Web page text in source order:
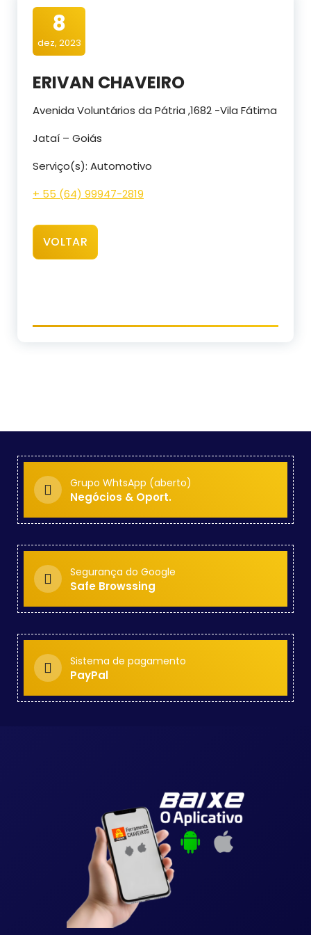
8
dez, 2023
ERIVAN CHAVEIRO
Avenida Voluntários da Pátria ,1682 -Vila Fátima
Jataí – Goiás
Serviço(s): Automotivo
+ 55 (64) 99947-2819
VOLTAR
Grupo WhtsApp (aberto)
Negócios & Oport.
Segurança do Google
Safe Browssing
Sistema de pagamento
PayPal